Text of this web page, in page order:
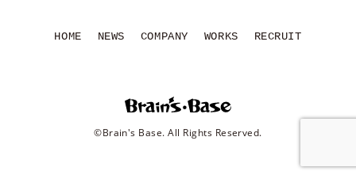
HOME NEWS COMPANY WORKS RECRUIT
©Brain's Base. All Rights Reserved.